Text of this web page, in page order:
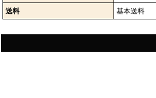
送料
基本送料